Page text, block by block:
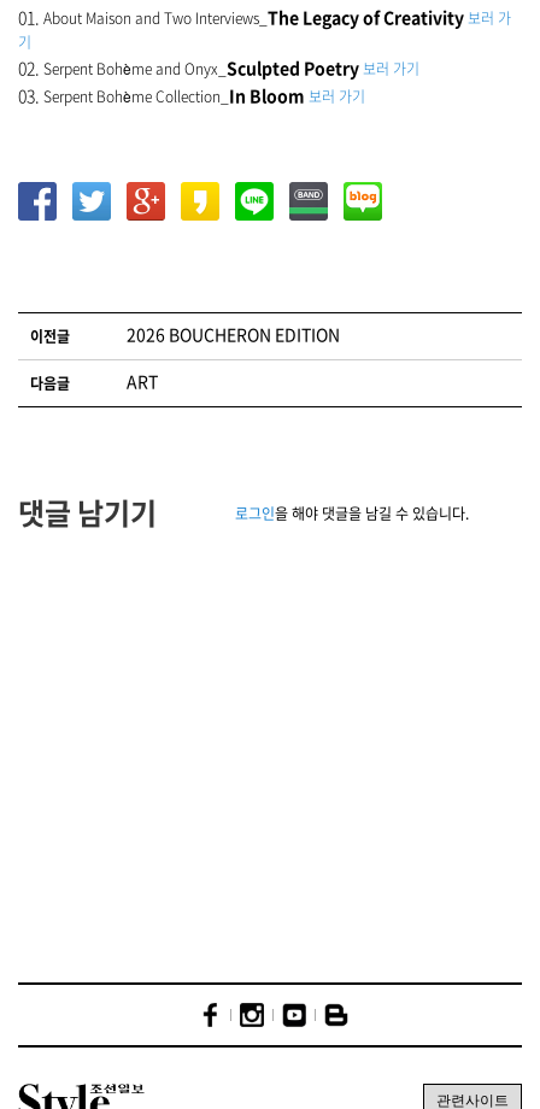
01. About Maison and Two Interviews_ The Legacy of Creativity보러 가
기
02. Serpent Bohème and Onyx_ Sculpted Poetry보러 가기
03. Serpent Bohème Collection_ In Bloom 보러 가기
글 네비게이션
이전글 2026 BOUCHERON EDITION
다음글 ART
댓글 남기기 로그인을 해야 댓글을 남길 수 있습니다.